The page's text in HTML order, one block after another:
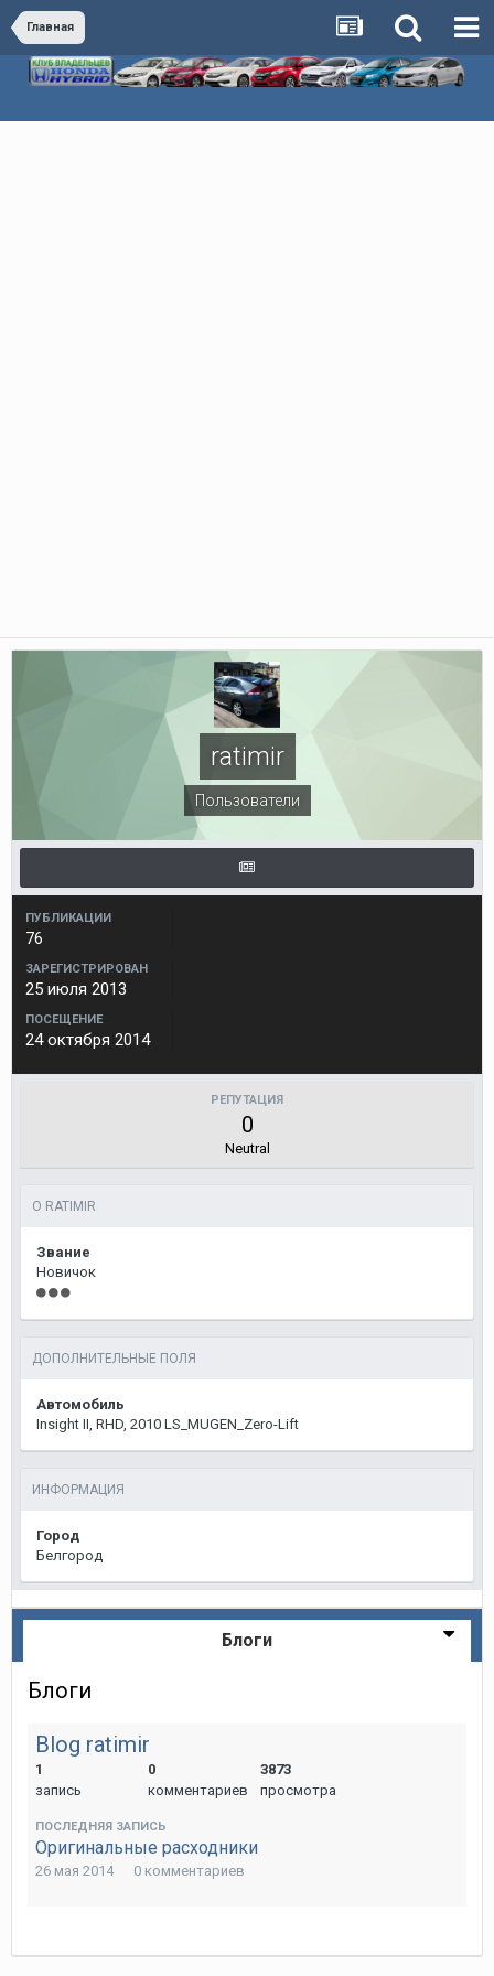
Главная
ratimir
Пользователи
ПУБЛИКАЦИИ
76
ЗАРЕГИСТРИРОВАН
25 июля 2013
ПОСЕЩЕНИЕ
24 октября 2014
РЕПУТАЦИЯ
0
Neutral
О RATIMIR
Звание
Новичок
ДОПОЛНИТЕЛЬНЫЕ ПОЛЯ
Автомобиль
Insight II, RHD, 2010 LS_MUGEN_Zero-Lift
ИНФОРМАЦИЯ
Город
Белгород
Блоги
Блоги
Blog ratimir
1
запись
0
комментариев
3873
просмотра
ПОСЛЕДНЯЯ ЗАПИСЬ
Оригинальные расходники
26 мая 2014 0 комментариев